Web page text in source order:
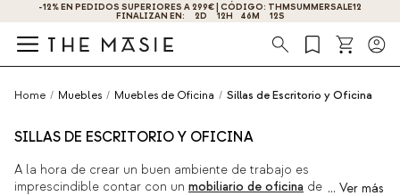
-12% EN PEDIDOS SUPERIORES A 299€ | CÓDIGO: THMSUMMERSALE12
FINALIZAN EN: 2D 12H 46M 11S
Búsqueda
Home / Muebles / Muebles de Oficina / Sillas de Escritorio y Oficina
SILLAS DE ESCRITORIO Y OFICINA
A la hora de crear un buen ambiente de trabajo es
imprescindible contar con un mobiliario de oficina de calidad